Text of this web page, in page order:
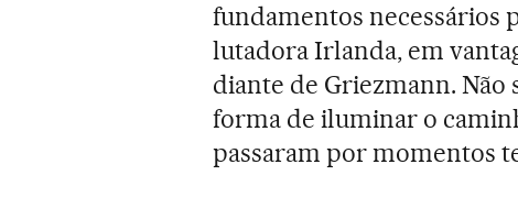
fundamentos necessários
lutadora Irlanda, em
diante de Griezmann. Não
forma de iluminar o
passaram por momentos